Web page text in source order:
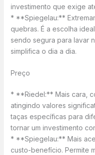
investimento que exige
* **Spiegelau:**
quebras. É a escolha
sendo segura para lavar
simplifica o dia a dia.
Preço
* **Riedel:** Mais cara,
atingindo valores
taças específicas para
tornar um investimento
* **Spiegelau:** Mais
custo-benefício. Permite